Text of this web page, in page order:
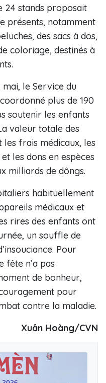
24 stands proposait
présents, notamment
des sacs à dos,
coloriage, destinés à
le Service du
plus de 190
soutenir les enfants
valeur totale des
les frais médicaux, les
les dons en espèces
milliards de dôngs.
habituellement
médicaux et
rires des enfants ont
un souffle de
Pour
fête n’a pas
de bonheur,
pour
contre la maladie.
Xuân Hoàng/CVN